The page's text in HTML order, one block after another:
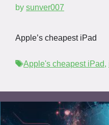
by sunver007
Apple’s cheapest iPad
Tags
Apple's cheapest iPad,